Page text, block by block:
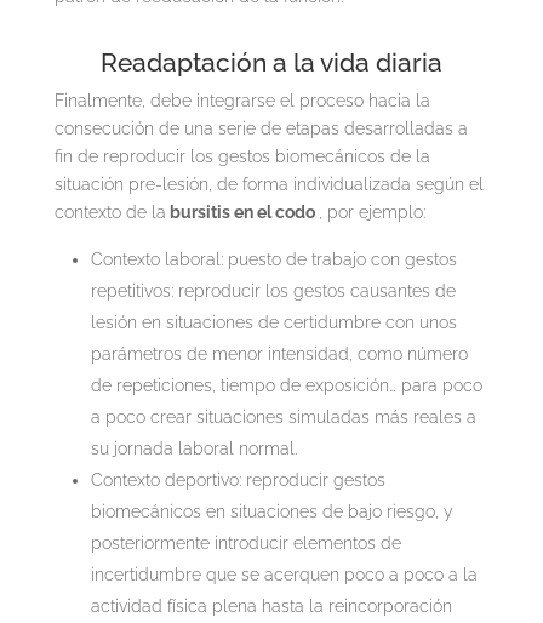
Readaptación a la vida diaria
Finalmente, debe integrarse el proceso hacia la
consecución de una serie de etapas desarrolladas a
fin de reproducir los gestos biomecánicos de la
situación pre-lesión, de forma individualizada según el
contexto de la bursitis en el codo , por ejemplo:
Contexto laboral: puesto de trabajo con gestos
repetitivos: reproducir los gestos causantes de
lesión en situaciones de certidumbre con unos
parámetros de menor intensidad, como número
de repeticiones, tiempo de exposición… para poco
a poco crear situaciones simuladas más reales a
su jornada laboral normal.
Contexto deportivo: reproducir gestos
biomecánicos en situaciones de bajo riesgo, y
posteriormente introducir elementos de
incertidumbre que se acerquen poco a poco a la
actividad física plena hasta la reincorporación